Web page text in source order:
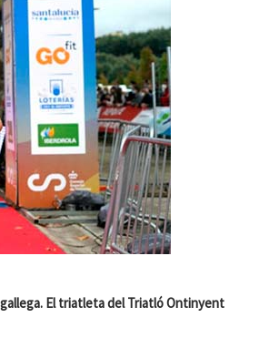
El triatleta del Triatló Ontinyent